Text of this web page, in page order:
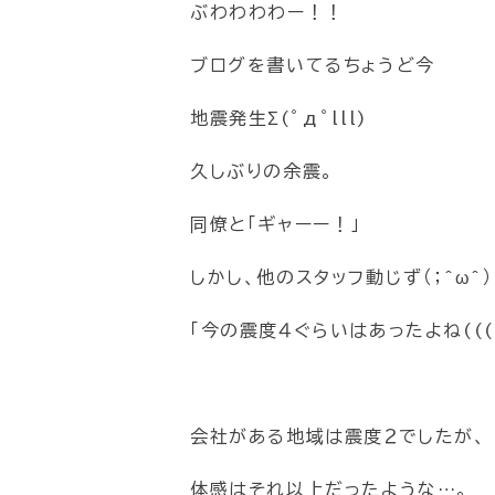
ぶわわわわー！！
ブログを書いてるちょうど今
地震発生Σ(ﾟдﾟlll)
久しぶりの余震。
同僚と「ギャーー！」
しかし、他のスタッフ動じず（；^ω^）
「今の震度４ぐらいはあったよね
会社がある地域は震度２でしたが、
体感はそれ以上だったような…。